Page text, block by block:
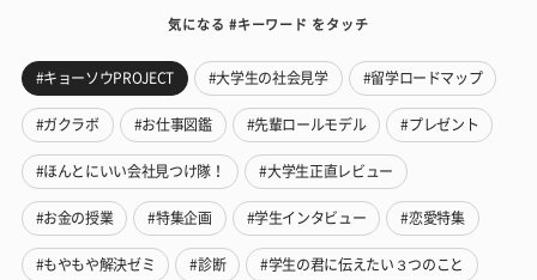
気になる #キーワード をタッチ
#キョーソウPROJECT #大学生の社会見学 #留学ロードマップ
#ガクラボ #お仕事図鑑 #先輩ロールモデル #プレゼント
#ほんとにいい会社見つけ隊！ #大学生正直レビュー
#お金の授業 #特集企画 #学生インタビュー #恋愛特集
#もやもや解決ゼミ #診断 #学生の君に伝えたい３つのこと